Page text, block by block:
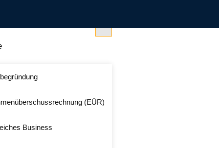
(EÜR)
Business